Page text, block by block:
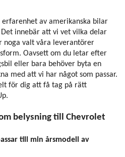
av amerikanska bilar
Det innebär att vi vet vilka delar
noga valt våra leverantörer
Oavsett om du letar efter
eller bara behöver byta en
med att vi har något som passar.
för dig att få tag på rätt
belysning till Chevrolet
till min årsmodell av